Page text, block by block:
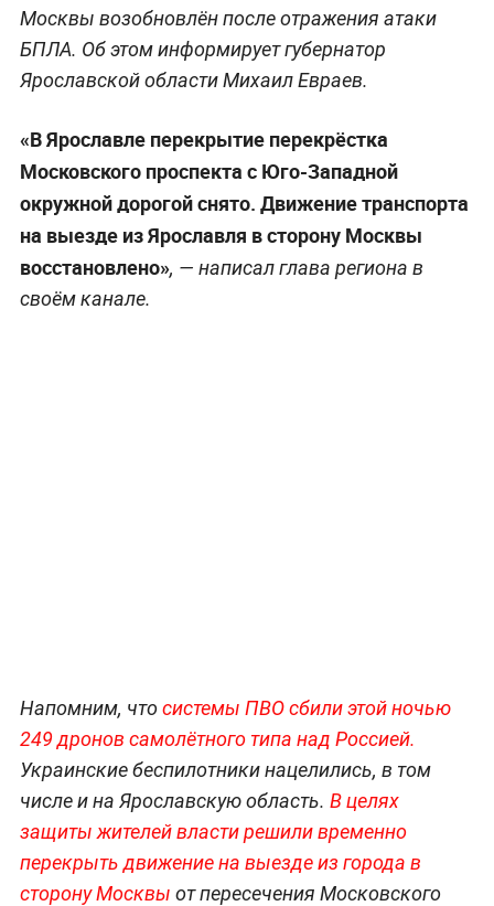
Москвы возобновлён после отражения атаки
БПЛА. Об этом информирует губернатор
Ярославской области Михаил Евраев.
«В Ярославле перекрытие перекрёстка
Московского проспекта с Юго-Западной
окружной дорогой снято. Движение транспорта
на выезде из Ярославля в сторону Москвы
восстановлено», — написал глава региона в
своём канале.
Напомним, чтосистемы ПВО сбили этой ночью
249 дронов самолётного типа над Россией.
Украинские беспилотники нацелились, в том
числе и на Ярославскую область. В целях
защиты жителей власти решили временно
перекрыть движение на выезде из города в
сторону Москвы от пересечения Московского